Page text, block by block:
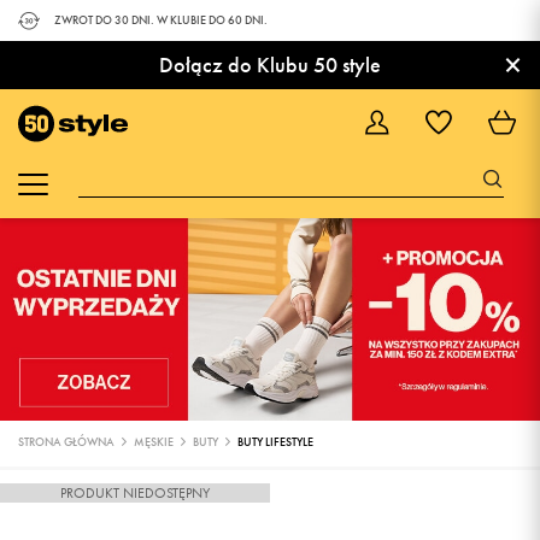
ZWROT DO 30 DNI. W KLUBIE DO 60 DNI.
Dołącz do Klubu 50 style ×
STRONA GŁÓWNA MĘSKIE BUTY BUTY LIFESTYLE
PRODUKT NIEDOSTĘPNY